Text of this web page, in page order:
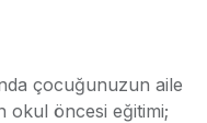
çocuğunuzun aile
okul öncesi eğitimi;